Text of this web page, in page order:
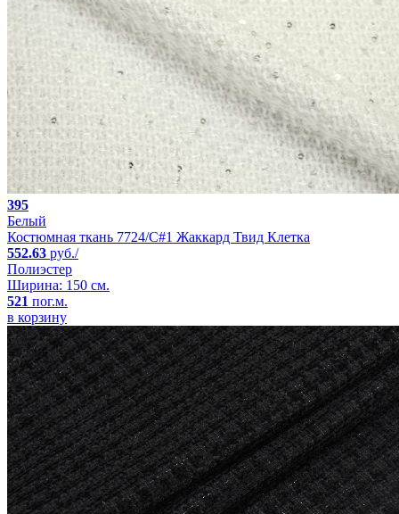
395
Белый
Костюмная ткань 7724/C#1 Жаккард Твид Клетка
552.63 руб./
Полиэстер
Ширина: 150 см.
521 пог.м.
в корзину